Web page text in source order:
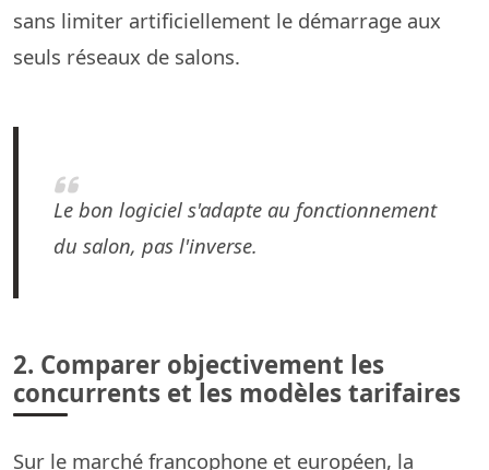
sans limiter artificiellement le démarrage aux
seuls réseaux de salons.
Le bon logiciel s'adapte au fonctionnement
du salon, pas l'inverse.
2. Comparer objectivement les
concurrents et les modèles tarifaires
Sur le marché francophone et européen, la